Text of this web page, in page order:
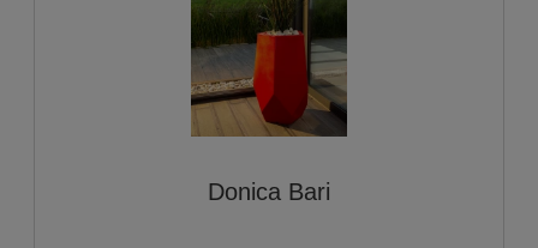
Donica Bari